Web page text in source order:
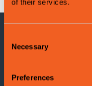
of their services.
Selection
Necessary
Preferences
KONTAKTINFORMASJON
Adresse: Evangervegen 3